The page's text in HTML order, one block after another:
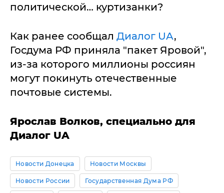
политической… куртизанки?
Как ранее сообщал Диалог UA,
Госдума РФ приняла "пакет Яровой",
из-за которого миллионы россиян
могут покинуть отечественные
почтовые системы.
Ярослав Волков, специально для
Диалог UA
Новости Донецка Новости Москвы
Новости России Государственная Дума РФ